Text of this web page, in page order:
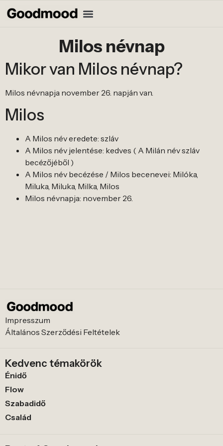
Milos névnap
Mikor van Milos névnap?
Milos névnapja november 26. napján van.
Milos
A Milos név eredete: szláv
A Milos név jelentése: kedves ( A Milán név szláv
becézőjéből )
A Milos név becézése / Milos becenevei: Milóka,
Miluka, Miluka, Milka, Milos
Milos névnapja: november 26.
Impresszum
Általános Szerződési Feltételek
Kedvenc témakörök
Énidő
Flow
Szabadidő
Család